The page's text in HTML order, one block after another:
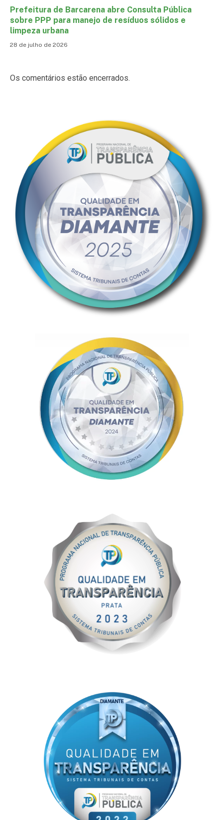
Prefeitura de Barcarena abre Consulta Pública
sobre PPP para manejo de resíduos sólidos e
limpeza urbana
28 de julho de 2026
Os comentários estão encerrados.